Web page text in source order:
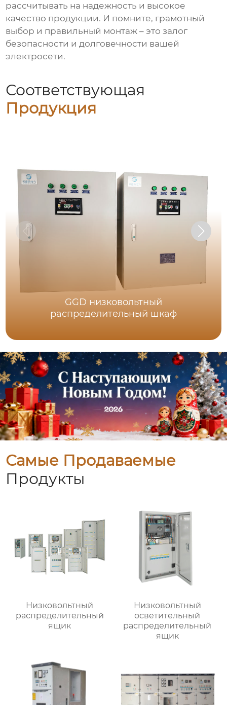
рассчитывать на надежность и высокое
качество продукции. И помните, грамотный
выбор и правильный монтаж – это залог
безопасности и долговечности вашей
электросети.
Соответствующая
Продукция
GGD низковольтный
распределительный шкаф
Самые Продаваемые
Продукты
Низковольтный
распределительный
ящик
Низковольтный
осветительный
распределительный
ящик